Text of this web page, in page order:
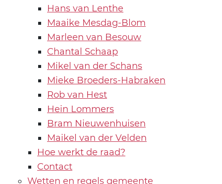
Hans van Lenthe
Maaike Mesdag-Blom
Marleen van Besouw
Chantal Schaap
Mikel van der Schans
Mieke Broeders-Habraken
Rob van Hest
Hein Lommers
Bram Nieuwenhuisen
Maikel van der Velden
Hoe werkt de raad?
Contact
Wetten en regels gemeente